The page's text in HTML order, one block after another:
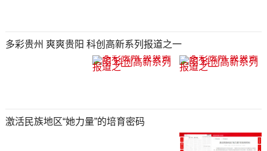
多彩贵州 爽爽贵阳 科创高新系列报道之一
激活民族地区“她力量”的培育密码